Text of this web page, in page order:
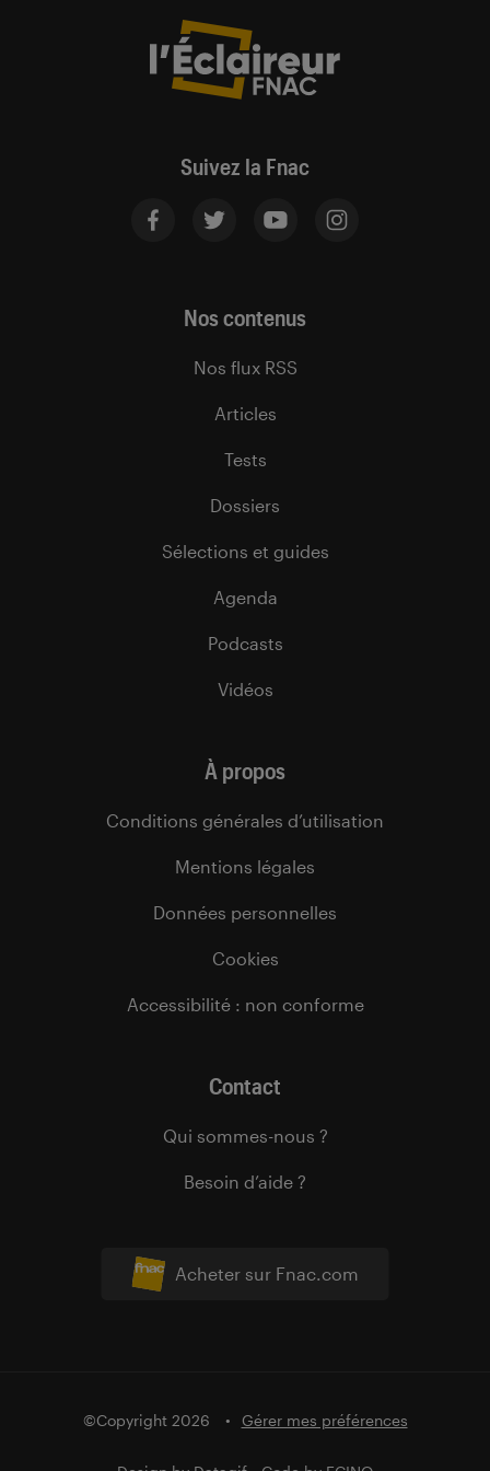
Suivez la Fnac
Acheter sur Fnac.com
Nos contenus
Nos flux RSS
Articles
Tests
Dossiers
Sélections et guides
Agenda
Podcasts
Vidéos
À propos
Conditions générales d’utilisation
Mentions légales
Données personnelles
Cookies
Accessibilité : non conforme
Contact
Qui sommes-nous ?
Besoin d’aide ?
©Copyright 2026 Gérer mes préférences